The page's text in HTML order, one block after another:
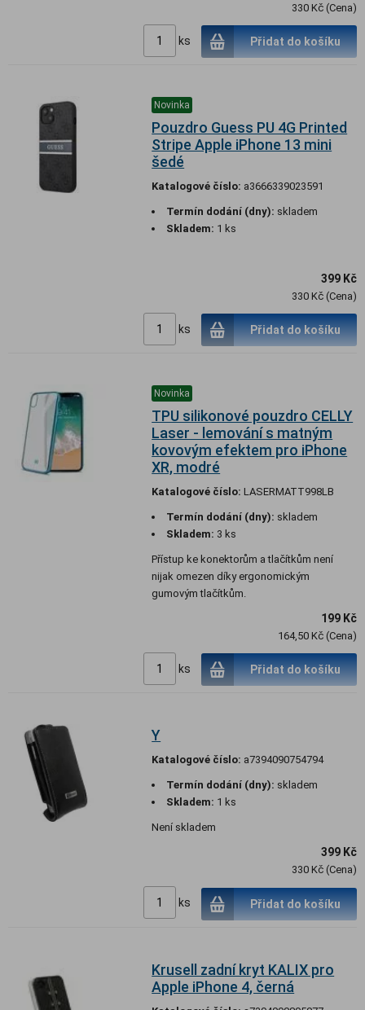
330 Kč (Cena)
ks Přidat do košíku
Novinka
Pouzdro Guess PU 4G Printed
Stripe Apple iPhone 13 mini
šedé
Katalogové číslo: a3666339023591
Termín dodání (dny): skladem
Skladem: 1 ks
399 Kč
330 Kč (Cena)
ks Přidat do košíku
Novinka
TPU silikonové pouzdro CELLY
Laser - lemování s matným
kovovým efektem pro iPhone
XR, modré
Katalogové číslo: LASERMATT998LB
Termín dodání (dny): skladem
Skladem: 3 ks
Přístup ke konektorům a tlačítkům není
nijak omezen díky ergonomickým
gumovým tlačítkům.
199 Kč
164,50 Kč (Cena)
ks Přidat do košíku
Y
Katalogové číslo: a7394090754794
Termín dodání (dny): skladem
Skladem: 1 ks
Není skladem
399 Kč
330 Kč (Cena)
ks Přidat do košíku
Krusell zadní kryt KALIX pro
Apple iPhone 4, černá